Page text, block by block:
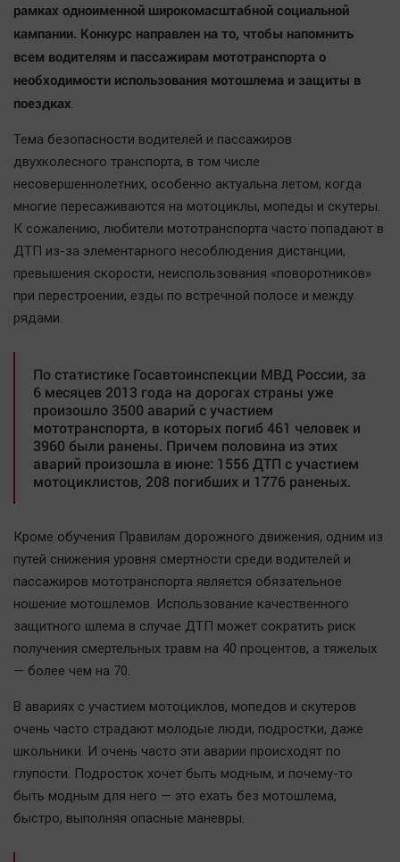
Политика
Экономика
Происшествия
Курилка
Спорт
Технологии
Отраслевые темы
Hедвижимость
XX век: криминальные уроки
Банки
Медиаграмотность
Медицина
Прогулки по городу Ч
Спецпроект
Челябинск космический
Другие рубрики
Bookworms
English version
Online-консультация
Актуальная тема
Афиша
рамках одноименной широкомасштабной социальной
кампании. Конкурс направлен на то, чтобы напомнить
всем водителям и пассажирам мототранспорта о
необходимости использования мотошлема и защиты в
поездках.
Тема безопасности водителей и пассажиров
двухколесного транспорта, в том числе
несовершеннолетних, особенно актуальна летом, когда
многие пересаживаются на мотоциклы, мопеды и скутеры.
К сожалению, любители мототранспорта часто попадают в
ДТП из-за элементарного несоблюдения дистанции,
превышения скорости, неиспользования «поворотников»
при перестроении, езды по встречной полосе и между
рядами.
По статистике Госавтоинспекции МВД России, за
6 месяцев 2013 года на дорогах страны уже
произошло 3500 аварий с участием
мототранспорта, в которых погиб 461 человек и
3960 были ранены. Причем половина из этих
аварий произошла в июне: 1556 ДТП с участием
мотоциклистов, 208 погибших и 1776 раненых.
Кроме обучения Правилам дорожного движения, одним из
путей снижения уровня смертности среди водителей и
пассажиров мототранспорта является обязательное
ношение мотошлемов. Использование качественного
защитного шлема в случае ДТП может сократить риск
получения смертельных травм на 40 процентов, а тяжелых
— более чем на 70.
В авариях с участием мотоциклов, мопедов и скутеров
очень часто страдают молодые люди, подростки, даже
школьники. И очень часто эти аварии происходят по
глупости. Подросток хочет быть модным, и почему-то
быть модным для него — это ехать без мотошлема,
быстро, выполняя опасные маневры.